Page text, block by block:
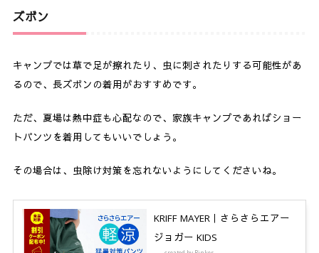
ズボン
キャンプでは草で足が擦れたり、虫に刺されたりする可能性があ
るので、長ズボンの着用がおすすめです。
ただ、夏場は熱中症も心配なので、家族キャンプであればショー
トパンツを着用してもいいでしょう。
その場合は、虫除け対策を忘れないようにしてくださいね。
KRIFF MAYER｜さらさらエアー
ジョガー KIDS